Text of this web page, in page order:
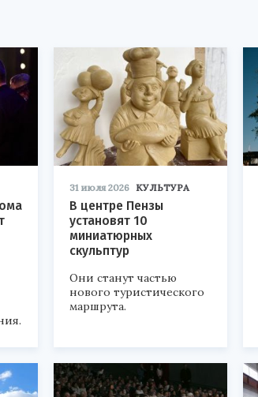
31 июля 2026 КУЛЬТУРА
В центре Пензы
установят 10
миниатюрных
скульптур
Они станут частью
нового туристического
маршрута.